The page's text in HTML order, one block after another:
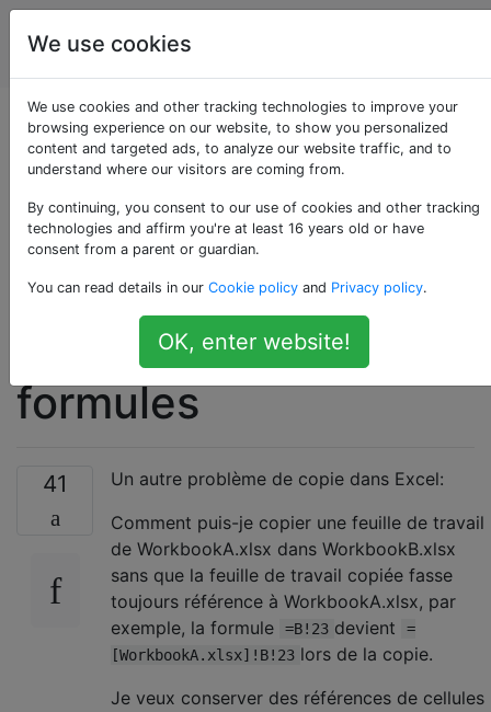
Utilisateurs
d'ordinateur
Copier une feuille de
calcul Excel et
conserver la
référence de cellule
relative dans les
formules
41
Un autre problème de copie dans Excel:
Comment puis-je copier une feuille de travail
de WorkbookA.xlsx dans WorkbookB.xlsx
sans que la feuille de travail copiée fasse
toujours référence à WorkbookA.xlsx, par
exemple, la formule
=B!23 devient
=
[WorkbookA.xlsx]!B!23 lors de la copie.
Je veux conserver des références de cellules
We use cookies
We use cookies and other tracking technologies to improve your
browsing experience on our website, to show you personalized
content and targeted ads, to analyze our website traffic, and to
understand where our visitors are coming from.
By continuing, you consent to our use of cookies and other tracking
technologies and affirm you're at least 16 years old or have
consent from a parent or guardian.
You can read details in our Cookie policy and Privacy policy.
OK, enter website!